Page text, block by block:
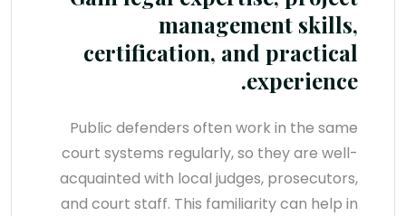
management skills,
certification, and practical
experience.
Public defenders often work in the same
court systems regularly, so they are well-
acquainted with local judges, prosecutors,
and court staff. This familiarity can help in